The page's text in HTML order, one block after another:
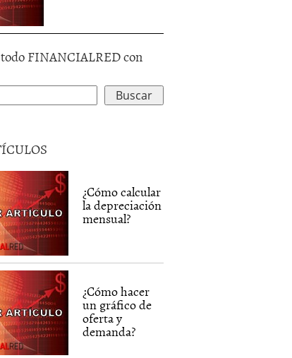
FINANCIALRED con
¿Cómo calcular
la depreciación
mensual?
¿Cómo hacer
un gráfico de
oferta y
demanda?